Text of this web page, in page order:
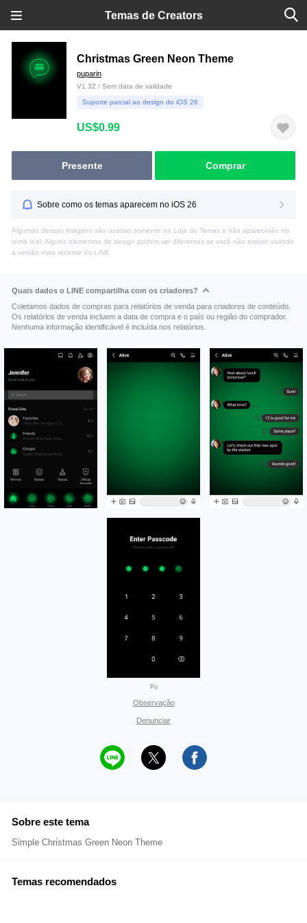
Temas de Creators
Christmas Green Neon Theme
puparin
V1.32 / Sem data de validade
Suporte parcial ao design do iOS 26
US$0.99
Presente Comprar
Sobre como os temas aparecem no iOS 26
Algumas dessas imagens são usadas somente na Loja de Temas e não aparecerão no
tema real. Alguns elementos de design podem ser diferentes se você não estiver usando
a versão mais recente do LINE.
Quais dados o LINE compartilha com os criadores?
Coletamos dados de compras para relatórios de venda para criadores de conteúdo.
Os relatórios de venda incluem a data de compra e o país ou região do comprador.
Nenhuma informação identificável é incluída nos relatórios.
Pu
Observação
Denunciar
Sobre este tema
Simple Christmas Green Neon Theme
Temas recomendados